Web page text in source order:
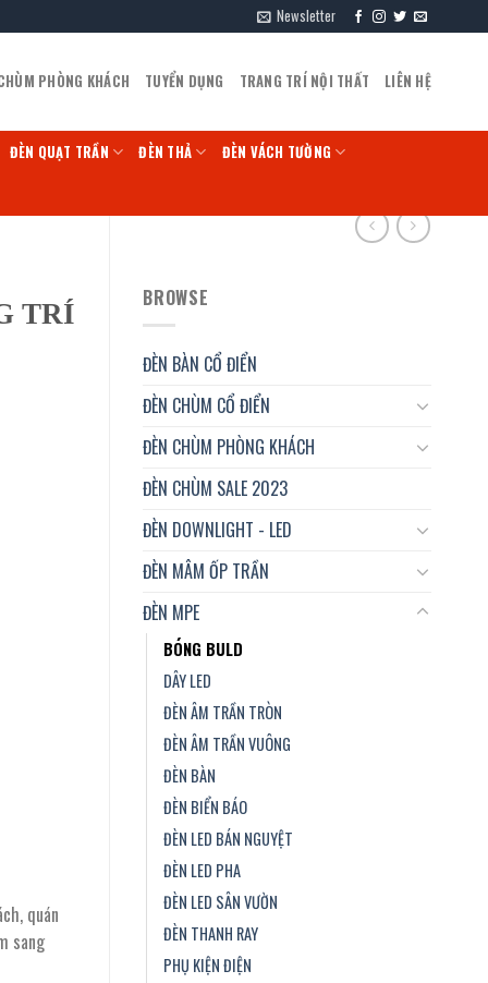
Newsletter
PHÒNG KHÁCH TUYỂN DỤNG TRANG TRÍ NỘI THẤT LIÊN HỆ
ĐÈN QUẠT TRẦN ĐÈN THẢ ĐÈN VÁCH TƯỜNG
BROWSE
ĐÈN BÀN CỔ ĐIỂN
ĐÈN CHÙM CỔ ĐIỂN
ĐÈN CHÙM PHÒNG KHÁCH
ĐÈN CHÙM SALE 2023
ĐÈN DOWNLIGHT - LED
ĐÈN MÂM ỐP TRẦN
ĐÈN MPE
BÓNG BULD
DÂY LED
ĐÈN ÂM TRẦN TRÒN
ĐÈN ÂM TRẦN VUÔNG
ĐÈN BÀN
ĐÈN BIỂN BÁO
ĐÈN LED BÁN NGUYỆT
ĐÈN LED PHA
ĐÈN LED SÂN VƯỜN
ĐÈN THANH RAY
PHỤ KIỆN ĐIỆN
TRÍ
quán
sang